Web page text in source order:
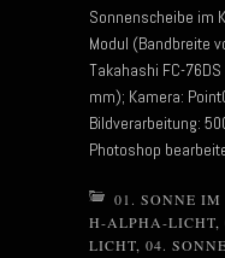
Sonnenscheibe im
Modul (Bandbreite
Takahashi FC-
mm); Kamera:
Bildverarbeitung:
Photoshop
01. SONNE
H-ALPHA-LICHT
LICHT 04.